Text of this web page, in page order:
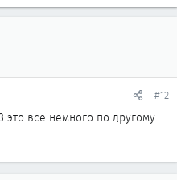
#12
все немного по другому